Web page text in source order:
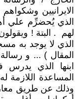
الايرانيين
الذي يُحضرِّم علي
لهم . البتة !
الذي لا يوجد به
المقال ) ... و
ابنها الذي يدرس
المساعدة اللازمة
وذلك عن طريق